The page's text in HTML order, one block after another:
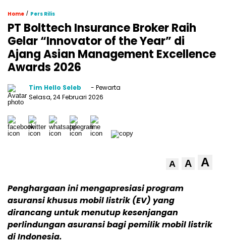
Home / Pers Rilis
PT Bolttech Insurance Broker Raih
Gelar “Innovator of the Year” di
Ajang Asian Management Excellence
Awards 2026
Tim Hello Seleb
- Pewarta
Selasa, 24 Februari 2026
A A A
Penghargaan ini mengapresiasi program
asuransi khusus mobil listrik (EV) yang
dirancang untuk menutup kesenjangan
perlindungan asuransi bagi pemilik mobil listrik
di Indonesia.